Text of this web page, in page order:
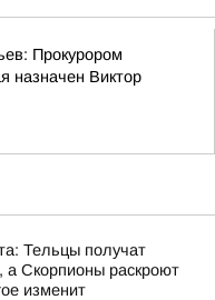
Прокурором
назначен Виктор
Тельцы получат
Скорпионы раскроют
изменит